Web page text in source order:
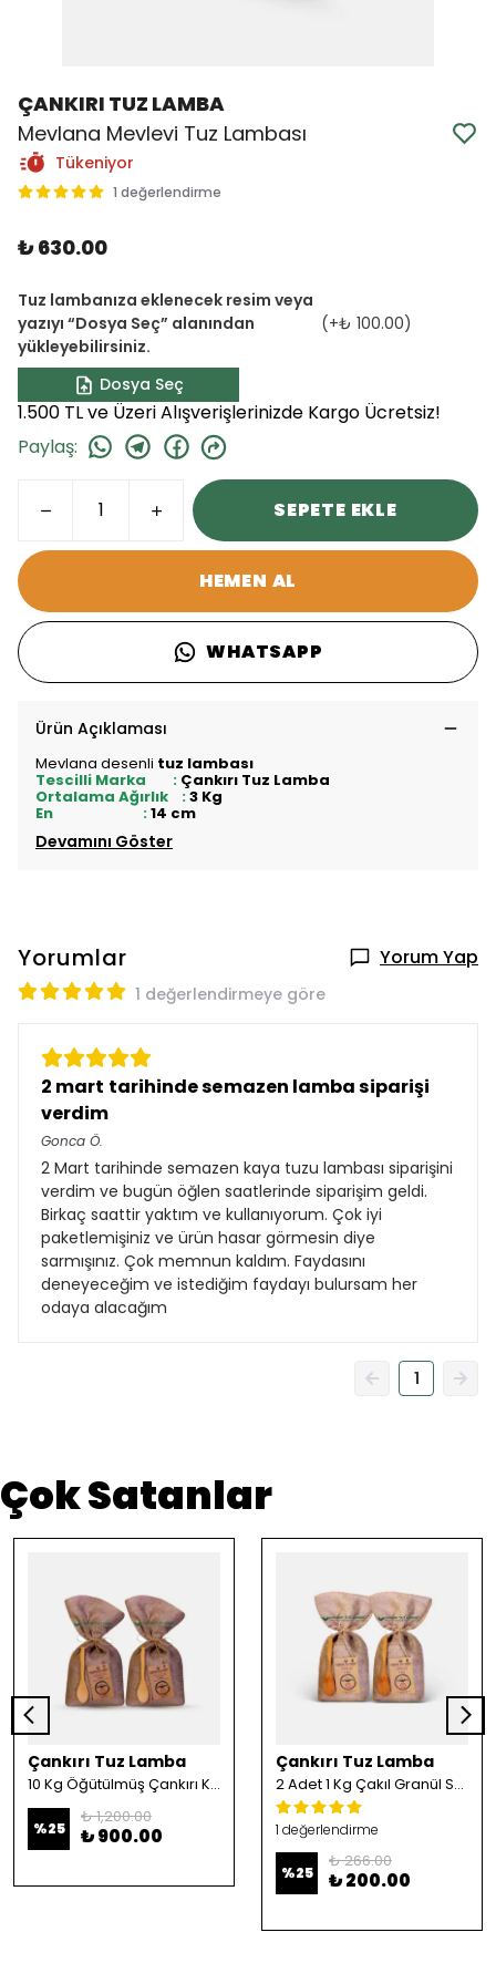
ÇANKIRI TUZ LAMBA
Mevlana Mevlevi Tuz Lambası
Tükeniyor
1 değerlendirme
₺ 630.00
Tuz lambanıza eklenecek resim veya
yazıyı “Dosya Seç” alanından
yükleyebilirsiniz.
(+₺ 100.00)
Dosya Seç
1.500 TL ve Üzeri Alışverişlerinizde Kargo Ücretsiz!
Paylaş:
SEPETE EKLE
HEMEN AL
WHATSAPP
Ürün Açıklaması
Mevlana desenli tuz lambası
Tescilli Marka : Çankırı Tuz Lamba
Ortalama Ağırlık :3 Kg
En :14 cm
Devamını Göster
Yorumlar Yorum Yap
1 değerlendirmeye göre
2 mart tarihinde semazen lamba siparişi
verdim
Gonca Ö.
2 Mart tarihinde semazen kaya tuzu lambası siparişini
verdim ve bugün öğlen saatlerinde siparişim geldi.
Birkaç saattir yaktım ve kullanıyorum. Çok iyi
paketlemişiniz ve ürün hasar görmesin diye
sarmışınız. Çok memnun kaldım. Faydasını
deneyeceğim ve istediğim faydayı bulursam her
odaya alacağım
1
Çok Satanlar
Çankırı Tuz Lamba
10 Kg Öğütülmüş Çankırı Kristal Kaya Tuzu
%25
₺ 1,200.00
₺ 900.00
Çankırı Tuz Lamba
2 Adet 1 Kg Çakıl Granül Sofrada Öğütme Tuzu
1 değerlendirme
%25
₺ 266.00
₺ 200.00